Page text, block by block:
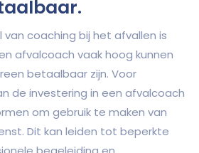
van coaching bij het afvallen is
afvalcoach vaak hoog kunnen
betaalbaar zijn. Voor
de investering in een afvalcoach
om gebruik te maken van
Dit kan leiden tot beperkte